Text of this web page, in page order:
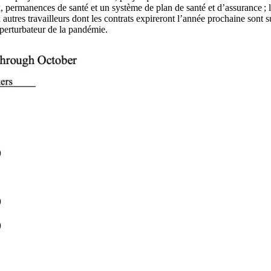
de santé et un système de plan de santé et
travailleurs dont les contrats expireront l’année prochaine sont
de la pandémie.